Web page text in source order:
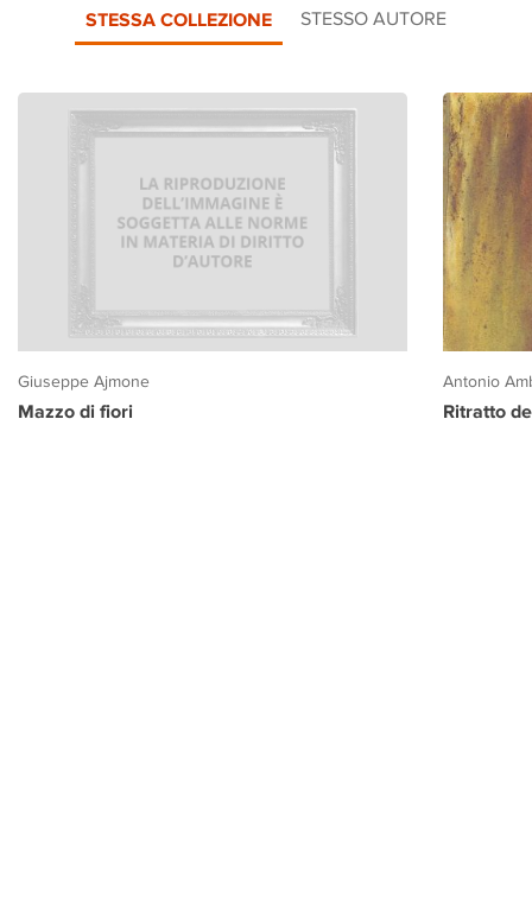
STESSA COLLEZIONE STESSO AUTORE
Giuseppe Ajmone
Mazzo di fiori
Antonio
Ritratto